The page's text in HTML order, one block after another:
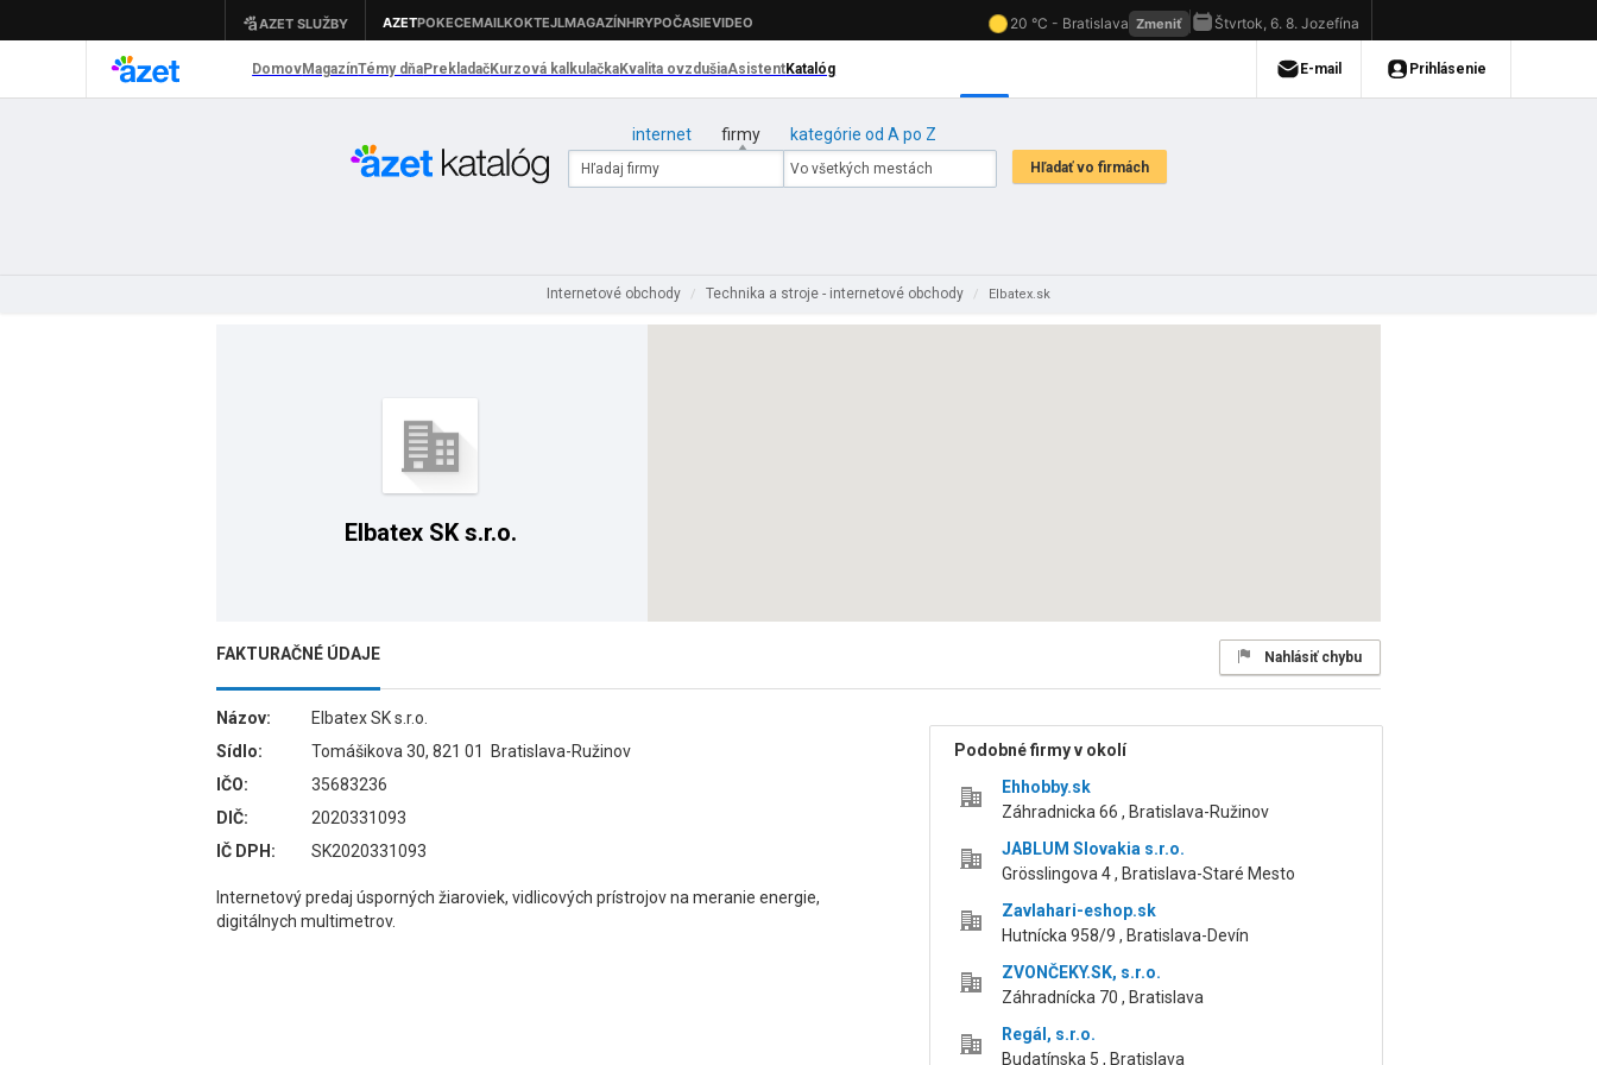
internet firmy kategórie od A po Z
Internetové obchody / Technika a stroje - internetové obchody / Elbatex.sk
Elbatex SK s.r.o.
FAKTURAČNÉ ÚDAJE Nahlásiť chybu
Názov:
Elbatex SK s.r.o.
Sídlo:
Tomášikova 30, 821 01 Bratislava-Ružinov
IČO:
35683236
DIČ:
2020331093
IČ DPH:
SK2020331093
Internetový predaj úsporných žiaroviek, vidlicových prístrojov na meranie energie,
digitálnych multimetrov.
Podobné firmy v okolí
Ehhobby.sk
Záhradnicka 66 , Bratislava-Ružinov
JABLUM Slovakia s.r.o.
Grösslingova 4 , Bratislava-Staré Mesto
Zavlahari-eshop.sk
Hutnícka 958/9 , Bratislava-Devín
ZVONČEKY.SK, s.r.o.
Záhradnícka 70 , Bratislava
Regál, s.r.o.
Budatínska 5 , Bratislava